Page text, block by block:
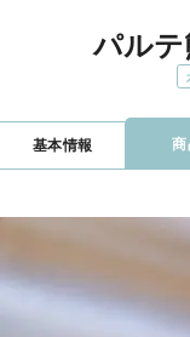
パルテ
基本情報 商